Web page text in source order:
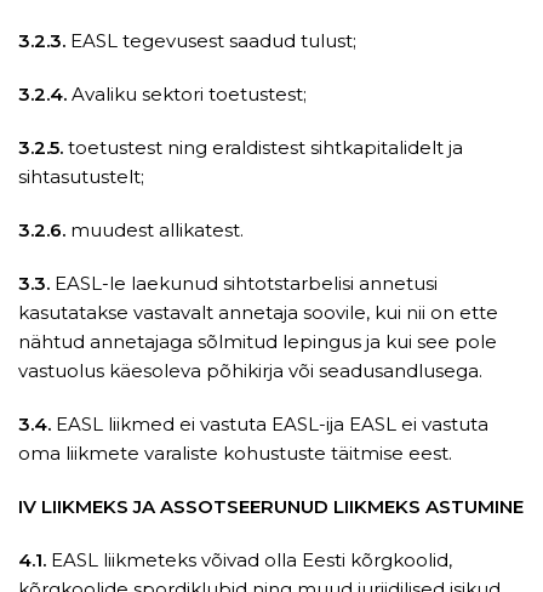
3.2.3. EASL tegevusest saadud tulust;
3.2.4. Avaliku sektori toetustest;
3.2.5. toetustest ning eraldistest sihtkapitalidelt ja
sihtasutustelt;
3.2.6. muudest allikatest.
3.3. EASL-le laekunud sihtotstarbelisi annetusi
kasutatakse vastavalt annetaja soovile, kui nii on ette
nähtud annetajaga sõlmitud lepingus ja kui see pole
vastuolus käesoleva põhikirja või seadusandlusega.
3.4. EASL liikmed ei vastuta EASL-ija EASL ei vastuta
oma liikmete varaliste kohustuste täitmise eest.
IV LIIKMEKS JA ASSOTSEERUNUD LIIKMEKS ASTUMINE
4.1. EASL liikmeteks võivad olla Eesti kõrgkoolid,